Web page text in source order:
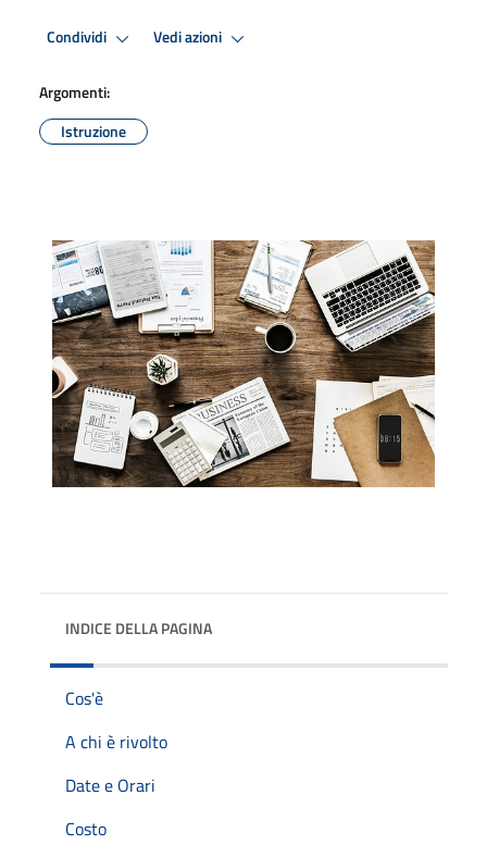
Condividi Vedi azioni
Argomenti:
Istruzione
INDICE DELLA PAGINA
Cos'è
A chi è rivolto
Date e Orari
Costo